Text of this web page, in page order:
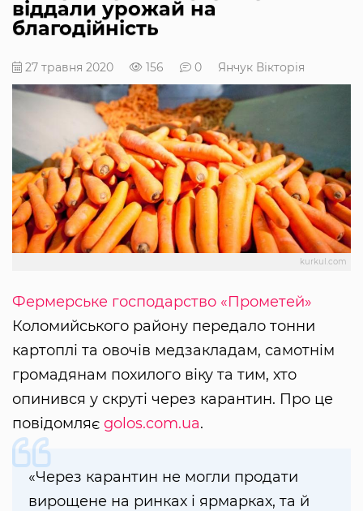
віддали урожай на
благодійність
27 травня 2020 156 0 Янчук Вікторія
kurkul.com
Фермерське господарство «Прометей»
Коломийського району передало тонни
картоплі та овочів медзакладам, самотнім
громадянам похилого віку та тим, хто
опинився у скруті через карантин. Про це
повідомляє golos.com.ua.
«Через карантин не могли продати
вирощене на ринках і ярмарках, та й